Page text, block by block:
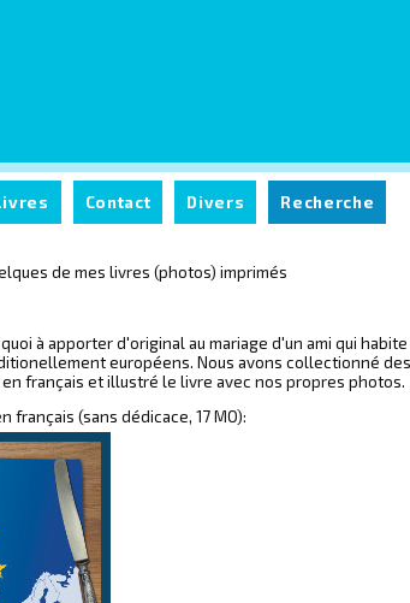
Contact Divers Recherche
de mes livres (photos) imprimés
à apporter d'original au mariage d'un ami qui
européens. Nous avons collectionné
français et illustré le livre avec nos propres photos.
français (sans dédicace, 17 MO):